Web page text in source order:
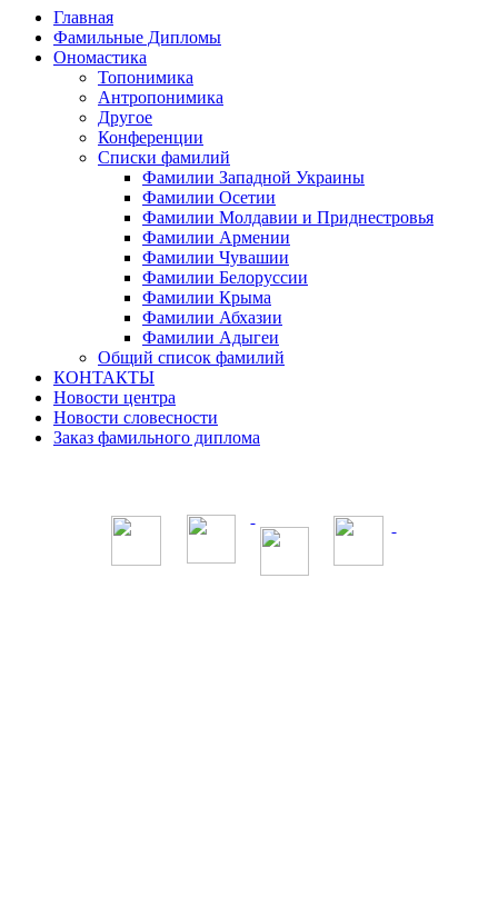
Главная
Фамильные Дипломы
Ономастика
Топонимика
Антропонимика
Другое
Конференции
Списки фамилий
Фамилии Западной Украины
Фамилии Осетии
Фамилии Молдавии и Приднестровья
Фамилии Армении
Фамилии Чувашии
Фамилии Белоруссии
Фамилии Крыма
Фамилии Абхазии
Фамилии Адыгеи
Общий список фамилий
КОНТАКТЫ
Новости центра
Новости словесности
Заказ фамильного диплома